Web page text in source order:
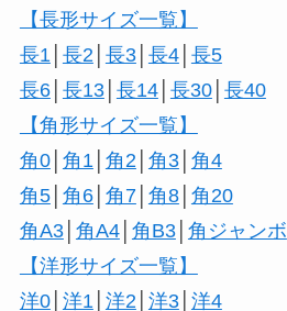
【長形サイズ一覧】
長1 長2 長3│ 長4│ 長5
長6│ 長13│ 長14│ 長30│ 長40
【角形サイズ一覧】
角0│ 角1 角2 角3│ 角4
角5│ 角6│ 角7│ 角8│ 角20
角A3│ 角A4│ 角B3│ 角ジャンボ
【洋形サイズ一覧】
洋0│ 洋1 洋2 洋3│ 洋4